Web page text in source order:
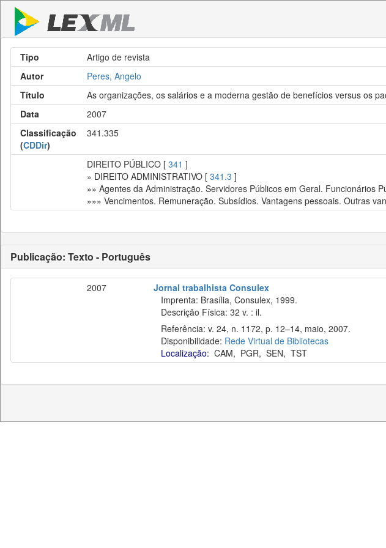
Tipo
Artigo de revista
Autor
Peres, Angelo
Título
As organizações, os salários e a moderna gestão de benefícios versus os
Data
2007
Classificação
(CDDir)
341.335
DIREITO PÚBLICO [ 341 ]
» DIREITO ADMINISTRATIVO [ 341.3 ]
»» Agentes da Administração. Servidores Públicos em Geral. Funcionários
»»» Vencimentos. Remuneração. Subsídios. Vantagens pessoais. Outras
Publicação: Texto - Português
2007
Jornal trabalhista Consulex
Imprenta: Brasília, Consulex, 1999.
Descrição Física: 32 v. : il.
Referência: v. 24, n. 1172, p. 12–14, maio, 2007.
Disponibilidade: Rede Virtual de Bibliotecas
Localização: CAM, PGR, SEN, TST